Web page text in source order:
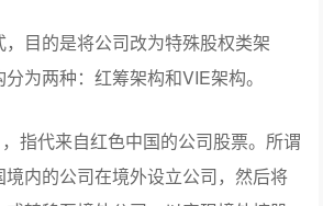
目的是将公司改为特殊股权类架
为两种：红筹架构和VIE架构。
指代来自红色中国的公司股票。所谓
内的公司在境外设立公司，然后将